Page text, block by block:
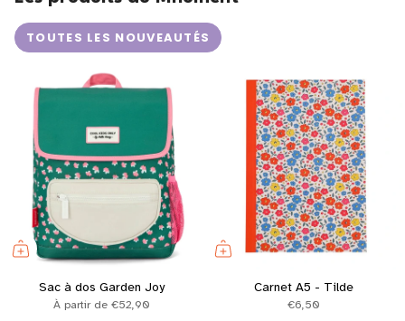
TOUTES LES NOUVEAUTÉS
Sac à dos Garden Joy
À partir de€52,90
Carnet A5 - Tilde
€6,50